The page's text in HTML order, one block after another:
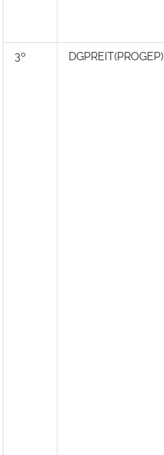
3º DGPREIT(PROGEP)